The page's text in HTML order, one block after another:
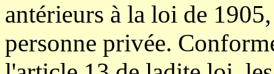
antérieurs à la loi de
personne privée.